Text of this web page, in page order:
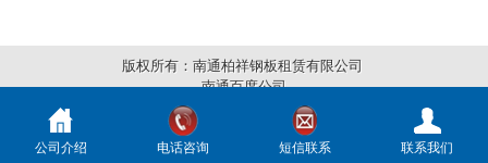
版权所有：南通柏祥钢板租赁有限公司
南通百度公司
公司介绍 电话咨询 短信联系 联系我们